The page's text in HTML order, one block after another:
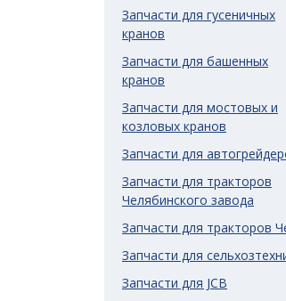
Запчасти для гусеничных
кранов
Запчасти для башенных
кранов
Запчасти для мостовых и
козловых кранов
Запчасти для
Запчасти для тракторов
Челябинского завода
Запчасти для тракторов
Запчасти для
Запчасти для JCB